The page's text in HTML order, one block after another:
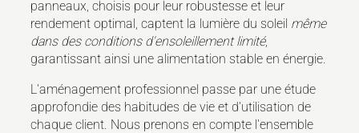
panneaux, choisis pour leur robustesse et leur
rendement optimal, captent la lumière du soleil même
dans des conditions d'ensoleillement limité,
garantissant ainsi une alimentation stable en énergie.
L'aménagement professionnel passe par une étude
approfondie des habitudes de vie et d'utilisation de
chaque client. Nous prenons en compte l'ensemble